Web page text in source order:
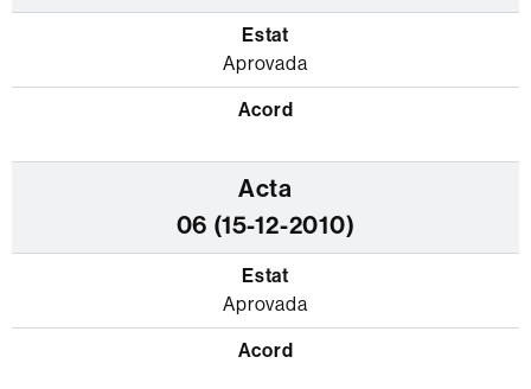
Aprovada
06 (15-12-2010)
Aprovada